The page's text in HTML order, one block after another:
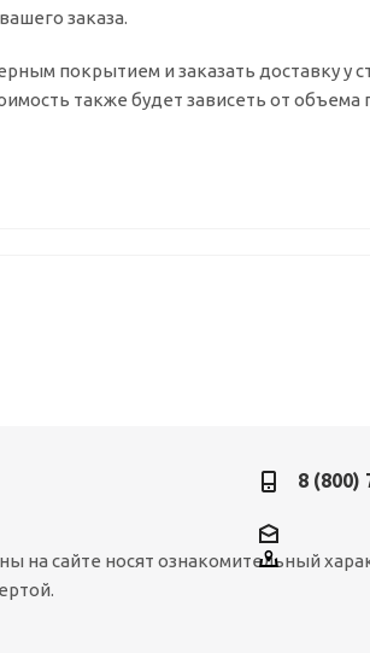
заказа.
покрытием и заказать доставку у
также будет зависеть от объема
8 (800)
на сайте носят ознакомительный